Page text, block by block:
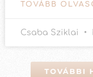
TOVÁBB
Csaba Sziklai
TOVÁBBI